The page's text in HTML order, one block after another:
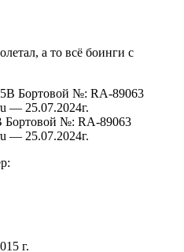
а то всё боинги с
Бортовой №: RA-89063
— 25.07.2024г.
г.